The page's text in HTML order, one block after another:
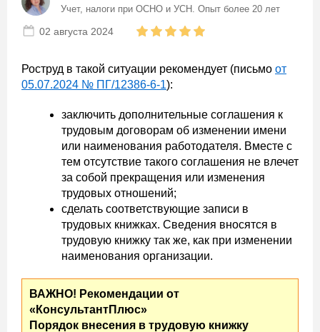
Учет, налоги при ОСНО и УСН. Опыт более 20 лет
02 августа 2024
Роструд в такой ситуации рекомендует (письмо от
05.07.2024 № ПГ/12386-6-1):
заключить дополнительные соглашения к
трудовым договорам об изменении имени
или наименования работодателя. Вместе с
тем отсутствие такого соглашения не влечет
за собой прекращения или изменения
трудовых отношений;
сделать соответствующие записи в
трудовых книжках. Сведения вносятся в
трудовую книжку так же, как при изменении
наименования организации.
ВАЖНО! Рекомендации от
«КонсультантПлюс»
Порядок внесения в трудовую книжку